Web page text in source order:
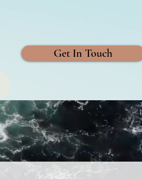
Get In Touch